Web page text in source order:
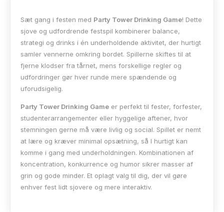
Sæt gang i festen med Party Tower Drinking Game! Dette
sjove og udfordrende festspil kombinerer balance,
strategi og drinks i én underholdende aktivitet, der hurtigt
samler vennerne omkring bordet. Spillerne skiftes til at
fjerne klodser fra tårnet, mens forskellige regler og
udfordringer gør hver runde mere spændende og
uforudsigelig.
Party Tower Drinking Game er perfekt til fester, forfester,
studenterarrangementer eller hyggelige aftener, hvor
stemningen gerne må være livlig og social. Spillet er nemt
at lære og kræver minimal opsætning, så I hurtigt kan
komme i gang med underholdningen. Kombinationen af
koncentration, konkurrence og humor sikrer masser af
grin og gode minder. Et oplagt valg til dig, der vil gøre
enhver fest lidt sjovere og mere interaktiv.